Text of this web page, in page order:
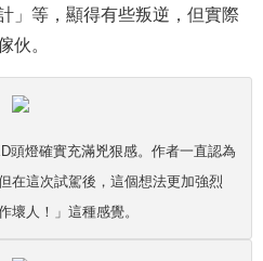
」等，顯得有些叛逆，但實際
伙。
頭燈確實充滿兇狠感。作者一直認為
在這次試駕後，這個想法更加強烈
壞人！」這種感覺。